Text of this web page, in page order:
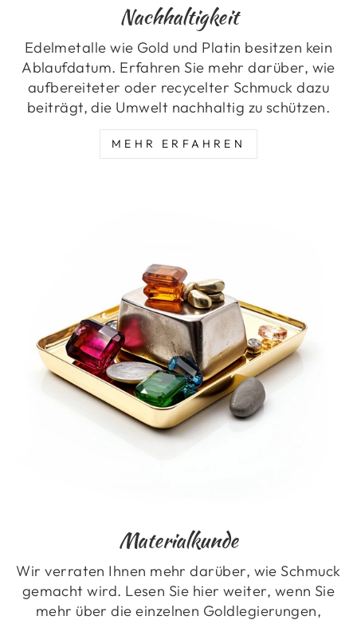
Nachhaltigkeit
Edelmetalle wie Gold und Platin besitzen kein
Ablaufdatum. Erfahren Sie mehr darüber, wie
aufbereiteter oder recycelter Schmuck dazu
beiträgt, die Umwelt nachhaltig zu schützen.
MEHR ERFAHREN
Materialkunde
Wir verraten Ihnen mehr darüber, wie Schmuck
gemacht wird. Lesen Sie hier weiter, wenn Sie
mehr über die einzelnen Goldlegierungen,